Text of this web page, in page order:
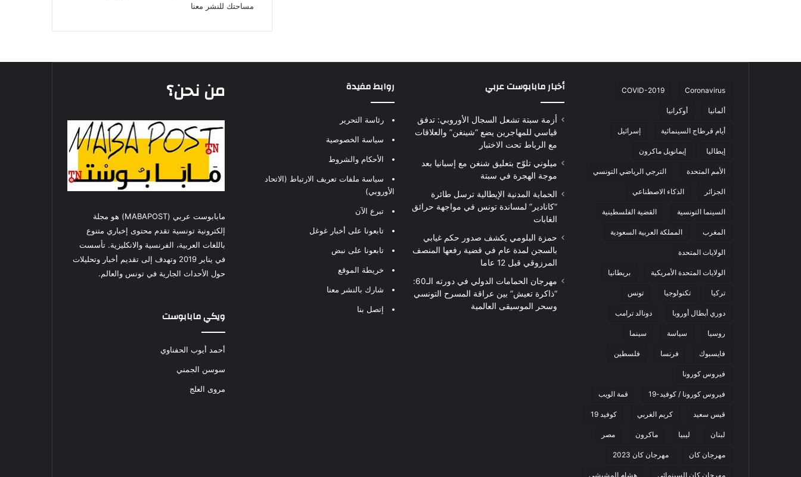
مساحتك للنشر معنا
Coronavirus
COVID-2019
ألمانيا أوكرانيا
أيام قرطاج السينمائية إسرائيل
إيطاليا إيمانويل ماكرون
الأمم المتحدة الترجي الرياضي التونسي
الجزائر الذكاء الاصطناعي
السينما التونسية القضية الفلسطينية
المغرب المملكة العربية السعودية
الولايات المتحدة
الولايات المتحدة الأمريكية بريطانيا
تركيا تكنولوجيا تونس
دوري أبطال أوروبا دونالد ترامب
روسيا سياسة سينما
فايسبوك فرنسا فلسطين
فيروس كورونا
فيروس كورونا / كوفيد-19 قمة الويب
قيس سعيد كريم الغربي كوفيد 19
لبنان ليبيا ماكرون مصر
مهرجان كان مهرجان كان 2023
مهرجان كان السينمائي هشام المشيشي
أخبار مابابوست عربي
أزمة سبتة تشعل السجال الأوروبي: تدفق
قياسي للمهاجرين يضع “شينغن” والعلاقات
مع الرباط تحت الاختبار
ميلوني تلوّح بتعليق شنغن مع إسبانيا بعد
موجة الهجرة في سبتة
الحماية المدنية الإيطالية ترسل طائرة
“كانادير” لمساندة تونس في مواجهة حرائق
الغابات
حمزة البلومي يكشف صدور حكم غيابي
بالسجن لمدة عام في قضية رفعها المنصف
المرزوقي قبل 12 عاما
مهرجان الحمامات الدولي في دورته الـ60:
“ذاكرة تعيش” بين عراقة المسرح التونسي
وسحر الموسيقى العالمية
روابط مفيدة
رئاسة التحرير
سياسة الخصوصية
الأحكام والشروط
سياسة ملفات تعريف الارتباط (الاتحاد
الأوروبي)
تبرع الآن
تابعونا على أخبار غوغل
تابعونا على نبض
خريطة الموقع
شارك بالنشر معنا
إتصل بنا
من نحن؟
مابابوست عربي (MABAPOST) هو مجلة
إلكترونية تونسية تقدم محتوى إخباري متنوع
باللغات العربية، الفرنسية والانكليزية. تأسست
في يناير 2019 وتهدف إلى تقديم أخبار وتحليلات
حول الأحداث الجارية في تونس والعالم.
ويكي مابابوست
أحمد أيوب الحفناوي
سوسن الجمني
مروى العلج